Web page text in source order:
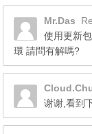
Mr.Das
使用更新
環 請問有解嗎?
谢谢,看到